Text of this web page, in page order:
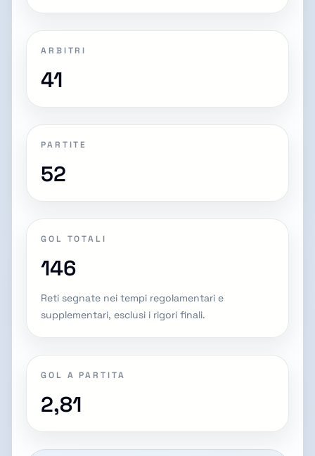
ARBITRI
41
PARTITE
52
GOL TOTALI
146
Reti segnate nei tempi regolamentari e
supplementari, esclusi i rigori finali.
GOL A PARTITA
2,81